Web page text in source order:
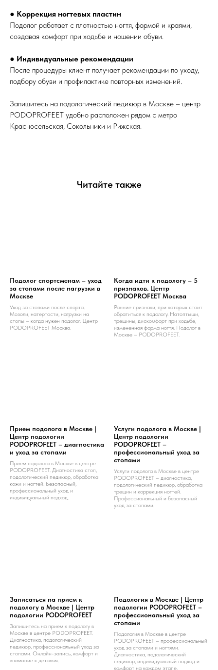
● Коррекция ногтевых пластин
Подолог работает с плотностью ногтя, формой и краями,
создавая комфорт при ходьбе и ношении обуви.
● Индивидуальные рекомендации
После процедуры клиент получает рекомендации по уходу,
подбору обуви и профилактике повторных изменений.
Запишитесь на подологический педикюр в Москве – центр
PODOPROFEET удобно расположен рядом с метро
Красносельская, Сокольники и Рижская.
Читайте также
Подолог спортсменам – уход
за стопами после нагрузки в
Москве
Уход за стопами после спорта.
Мозоли, натертости, нагрузки на
стопы – когда нужен подолог. Центр
PODOPROFEET Москва.
Когда идти к подологу – 5
признаков. Центр
PODOPROFEET Москва
Ранние признаки, при которых стоит
обратиться к подологу. Натоптыши,
трещины, дискомфорт при ходьбе,
измененная форма ногтя. Подолог в
Москве – PODOPROFEET.
Прием подолога в Москве |
Центр подологии
PODOPROFEET – диагностика
и уход за стопами
Прием подолога в Москве в центре
PODOPROFEET. Диагностика стоп,
подологический педикюр, обработка
кожи и ногтей. Безопасный,
профессиональный уход и
индивидуальный подход.
Услуги подолога в Москве |
Центр подологии
PODOPROFEET –
профессиональный уход за
стопами
Услуги подолога в Москве в центре
PODOPROFEET – диагностика,
подологический педикюр, обработка
трещин и коррекция ногтей.
Профессиональный и безопасный
уход за стопами.
Записаться на прием к
подологу в Москве | Центр
подологии PODOPROFEET
Запишитесь на прием к подологу в
Москве в центре PODOPROFEET.
Диагностика, подологический
педикюр, профессиональный уход за
стопами. Онлайн-запись, комфорт и
внимание к деталям.
Подология в Москве | Центр
подологии PODOPROFEET –
профессиональный уход за
стопами
Подология в Москве в центре
PODOPROFEET – профессиональный
уход за стопами и ногтями.
Диагностика, подологический
педикюр, индивидуальный подход и
комфорт на каждом этапе.